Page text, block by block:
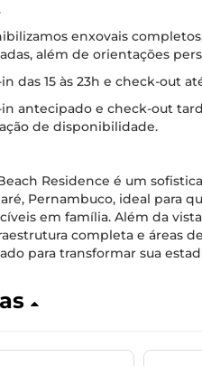
enxovais
além de orientações
das 15 às 23h e check-out
in antecipado e check-out
de disponibilidade.
Residence é um
Pernambuco, ideal para
em família. Além da
completa e áreas
para transformar sua